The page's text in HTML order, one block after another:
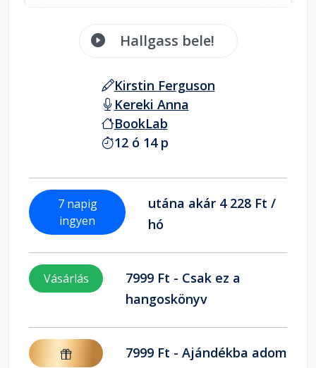
Hallgass bele!
Kirstin Ferguson
Kereki Anna
BookLab
12 ó 14 p
7 napig
ingyen
utána akár 4 228 Ft /
hó
Vásárlás
7999 Ft - Csak ez a
hangoskönyv
7999 Ft - Ajándékba adom